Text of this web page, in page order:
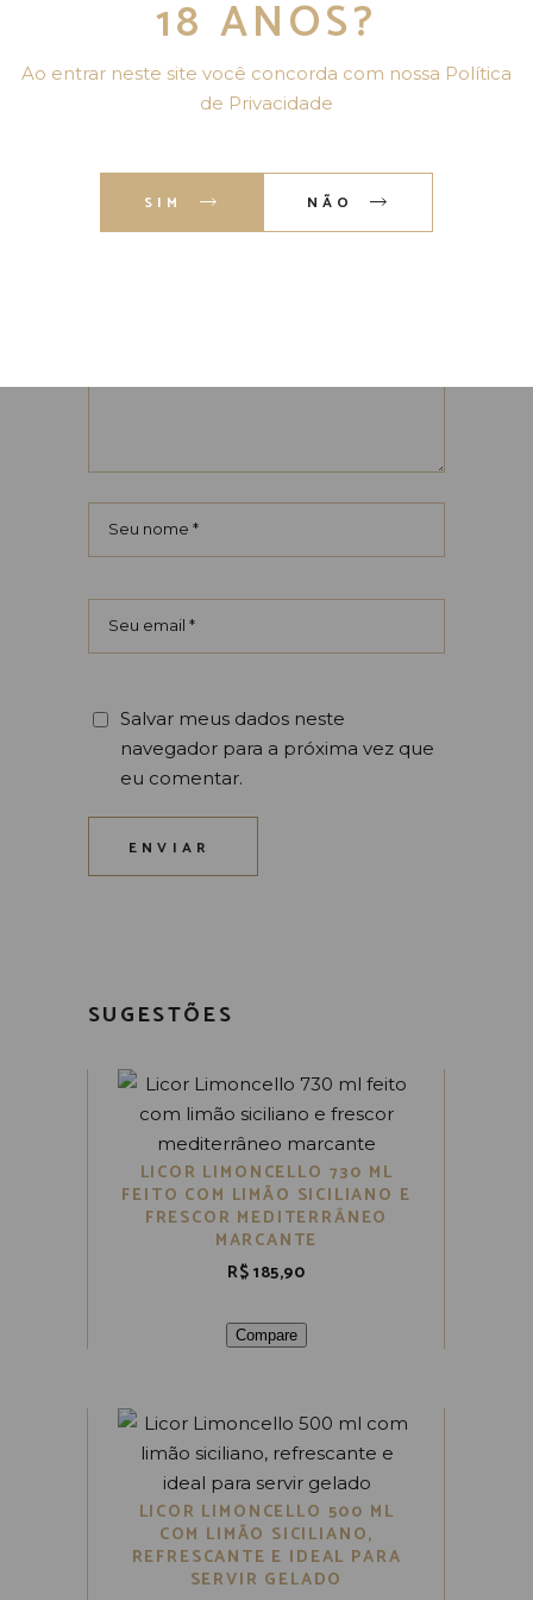
18 ANOS?
Ao entrar neste site você concorda com nossa Política
de Privacidade
SIM NÃO
O seu endereço de e-mail não será
publicado. Campos obrigatórios são
marcados com*
Sua avaliação
Salvar meus dados neste
navegador para a próxima vez que
eu comentar.
ENVIAR
SUGESTÕES
LICOR LIMONCELLO 730 ML
FEITO COM LIMÃO SICILIANO E
FRESCOR MEDITERRÂNEO
MARCANTE
R$185,90
Compare
LICOR LIMONCELLO 500 ML
COM LIMÃO SICILIANO,
REFRESCANTE E IDEAL PARA
SERVIR GELADO